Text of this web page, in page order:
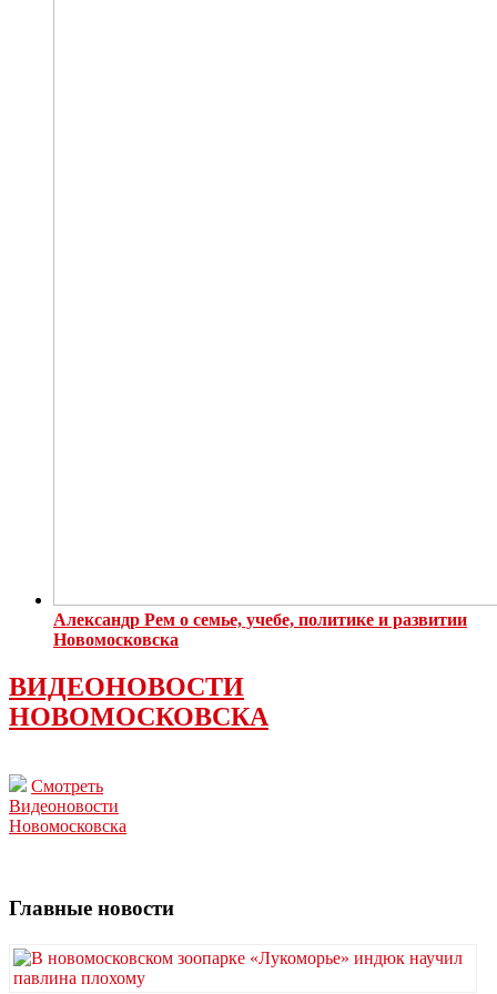
Александр Рем о семье, учебе, политике и развитии
Новомосковска
ВИДЕОНОВОСТИ
НОВОМОСКОВСКА
Смотреть
Видеоновости
Новомосковска
Главные новости